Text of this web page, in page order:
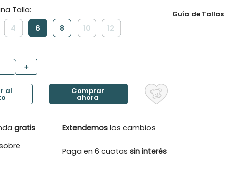
4 6 8 10 12
Guía de Tallas
＋
gratis
Extendemos los cambios
Paga en 6 cuotassin interés